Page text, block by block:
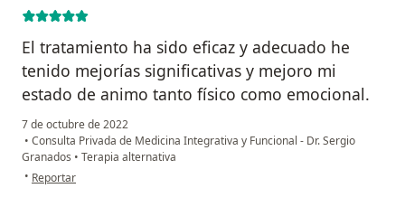
El tratamiento ha sido eficaz y adecuado he
tenido mejorías significativas y mejoro mi
estado de animo tanto físico como emocional.
7 de octubre de 2022
• Consulta Privada de Medicina Integrativa y Funcional - Dr. Sergio
Granados • Terapia alternativa
• en opinión del usuario MARGARITA VELEZ RODRIGUEZ
Reportar